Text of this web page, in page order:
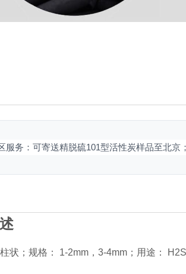
服务：可寄送精脱硫101型活性炭样品至北京
状；规格： 1-2mm，3-4mm；用途：